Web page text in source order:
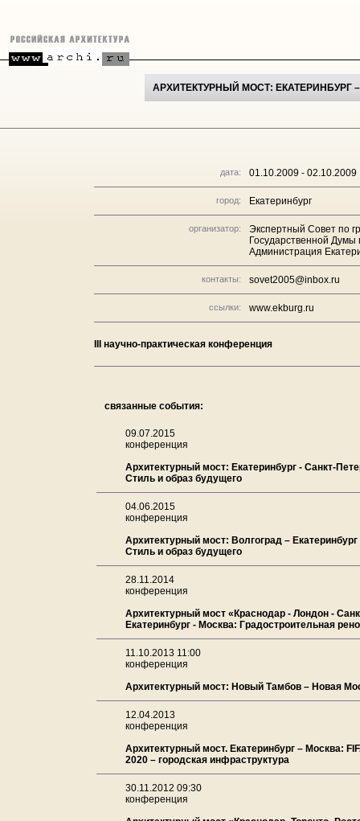
АРХИТЕКТУРНЫЙ МОСТ: ЕКАТЕРИНБУРГ
дата: 01.10.2009 - 02.10.2009
город: Екатеринбург
организатор:
Экспертный Совет по
Государственной
Администрация
контакты: sovet2005@inbox.ru
ссылки: www.ekburg.ru
III научно-практическая конференция
связанные события:
09.07.2015
конференция
Архитектурный мост: Екатеринбург - Санкт-
Стиль и образ будущего
04.06.2015
конференция
Архитектурный мост: Волгоград –
Стиль и образ будущего
28.11.2014
конференция
Архитектурный мост «Краснодар - Лондон -
Екатеринбург - Москва: Градостроительная
11.10.2013 11:00
конференция
Архитектурный мост: Новый Тамбов – Новая
12.04.2013
конференция
Архитектурный мост. Екатеринбург – Москва:
2020 – городская инфраструктура
30.11.2012 09:30
конференция